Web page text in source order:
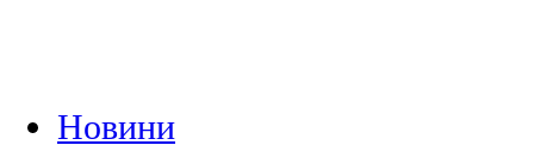
Новини